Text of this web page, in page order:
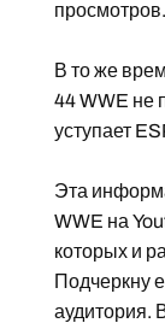
просмотров.
В то же
44 WWE не
уступает
Эта
WWE на
которых и
Подчеркну
аудитория.